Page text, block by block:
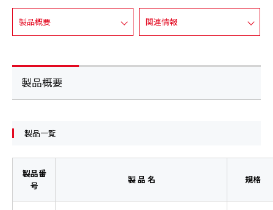
製品概要 関連情報
製品概要
製品一覧
製品番
号
製 品 名 規格